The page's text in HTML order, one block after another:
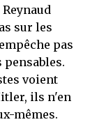
sur les
pas
voient
ils n'en
mêmes.